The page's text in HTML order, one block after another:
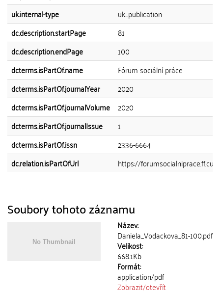
uk.internal-type
uk_publication
dc.description.startPage
81
dc.description.endPage
100
dcterms.isPartOf.name
Fórum sociální práce
dcterms.isPartOf.journalYear
2020
dcterms.isPartOf.journalVolume 2020
dcterms.isPartOf.journalIssue
1
dcterms.isPartOf.issn
2336-6664
dc.relation.isPartOfUrl
https://
Soubory tohoto záznamu
Název:
Daniela_Vodackova_81-100.pdf
Velikost:
668.1Kb
Formát:
application/pdf
Zobrazit/otevřít